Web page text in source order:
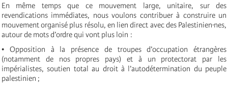
En même temps que ce mouvement large, unitaire, sur des
revendications immédiates, nous voulons contribuer à construire un
mouvement organisé plus résolu, en lien direct avec des Palestinien·nes,
autour de mots d’ordre qui vont plus loin :
• Opposition à la présence de troupes d’occupation étrangères
(notamment de nos propres pays) et à un protectorat par les
impérialistes, soutien total au droit à l’autodétermination du peuple
palestinien ;